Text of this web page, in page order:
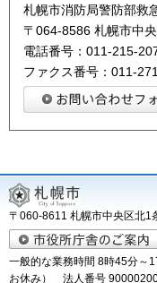
札幌市消防局警防部救
〒064-8586 札幌市中
電話番号：011-215-
ファクス番号：011-
〒060-8611 札幌市中央区北
一般的な業務時間 8時45分～
お休み） 法人番号